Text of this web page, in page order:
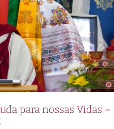
para nossas Vidas –